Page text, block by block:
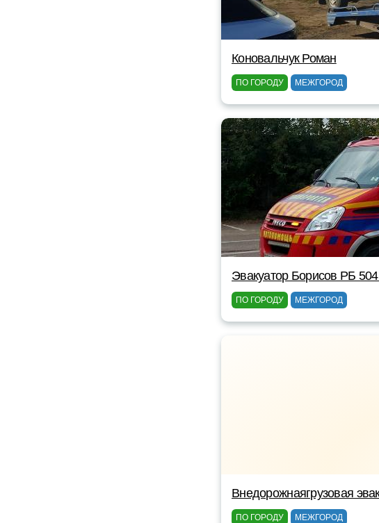
Коновальчук Роман
ПО ГОРОДУ МЕЖГОРОД
Эвакуатор Борисов РБ
ПО ГОРОДУ МЕЖГОРОД
Внедорожнаягрузовая
ПО ГОРОДУ МЕЖГОРОД